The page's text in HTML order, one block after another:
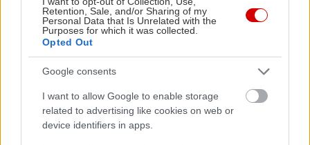
Retention, Sale, and/or Sharing of my
Personal Data that Is Unrelated with the
Purposes for which it was collected.
Opted Out
Google consents
I want to allow Google to enable storage
related to advertising like cookies on web or
device identifiers in apps.
διάφορες γεύσεις (αγριοκέρασο, σοκολάτα,
πορτοκάλι, αμύγδαλο, κρέμα, καρύδα κ.α.),
σορμπέτ, «μαντηλάκια», «χανουμάκια» και
«βαρελάκια» (γεμιστά γλυκά φύλλου),
καρυδοπαστάκια, σαραγλί, σεκερίμ, ινδιανάκια,
σεκέρ παρέ, κανταϊφι κρέμα, μπακλαβά,
λεμονόπιτα, τυλιχτό γαλακτομπούρεκο, ραβανί,